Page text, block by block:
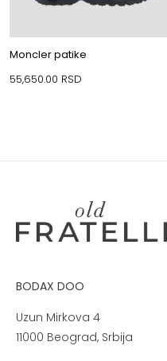
Moncler patike
55,650.00 RSD
BODAX DOO
Uzun Mirkova 4
11000 Beograd, Srbija